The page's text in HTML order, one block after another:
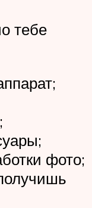
тебе
фото;